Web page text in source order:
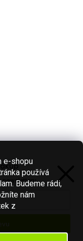
e-shopu
používá
Budeme rádi,
nám
z
newsletteru.